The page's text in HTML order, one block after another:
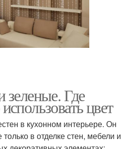
зеленые. Где
цвет
в кухонном интерьере. Он
в отделке стен, мебели и